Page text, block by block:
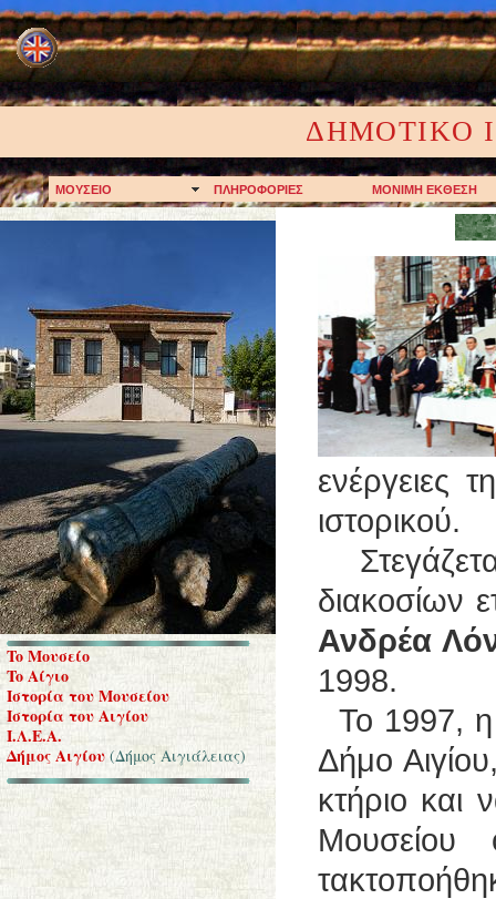
ΔHMOTIKO
MOYΣEIO ΠΛHPOΦOPIΕΣ MONIMH EKΘEΣH
To Μουσείο
To Αίγιο
Ιστορία του Μουσείου
Ιστορία του Αιγίου
Ι.Λ.Ε.Α.
Δήμος Αιγίου (Δήμος Αιγιάλειας)
ενέργειες
ιστορικού.
διακοσίων
Ανδρέα
1998.
Το 1997,
Δήμο
κτήριο και
Μουσείου